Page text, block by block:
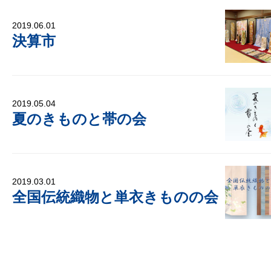
2019.06.01
決算市
2019.05.04
夏のきものと帯の会
2019.03.01
全国伝統織物と単衣きものの会